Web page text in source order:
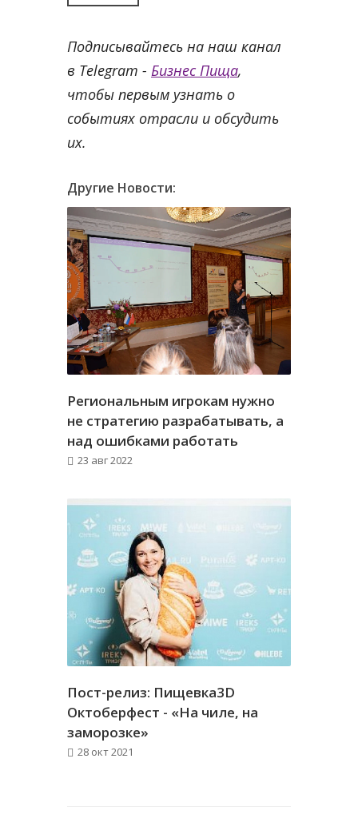
Подписывайтесь на наш канал
в Telegram - Бизнес Пища,
чтобы первым узнать о
событиях отрасли и обсудить
их.
Другие Новости:
Региональным игрокам нужно
не стратегию разрабатывать, а
над ошибками работать
23 авг 2022
Пост-релиз: Пищевка3D
Октоберфест - «На чиле, на
заморозке»
28 окт 2021